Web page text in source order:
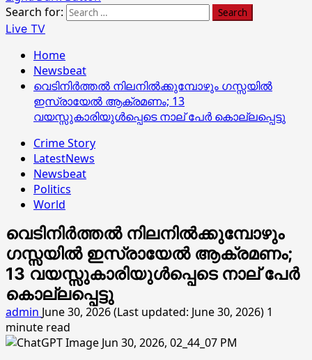
Search for:
Live TV
Home
Newsbeat
വെടിനിര്‍ത്തല്‍ നിലനില്‍ക്കുമ്പോഴും ഗസ്സയില്‍
ഇസ്രായേല്‍ ആക്രമണം; 13
വയസ്സുകാരിയുള്‍പ്പെടെ നാല് പേര്‍ കൊല്ലപ്പെട്ടു
Crime Story
LatestNews
Newsbeat
Politics
World
വെടിനിര്‍ത്തല്‍ നിലനില്‍ക്കുമ്പോഴും
ഗസ്സയില്‍ ഇസ്രായേല്‍ ആക്രമണം;
13 വയസ്സുകാരിയുള്‍പ്പെടെ നാല് പേര്‍
കൊല്ലപ്പെട്ടു
admin June 30, 2026 (Last updated: June 30, 2026) 1
minute read